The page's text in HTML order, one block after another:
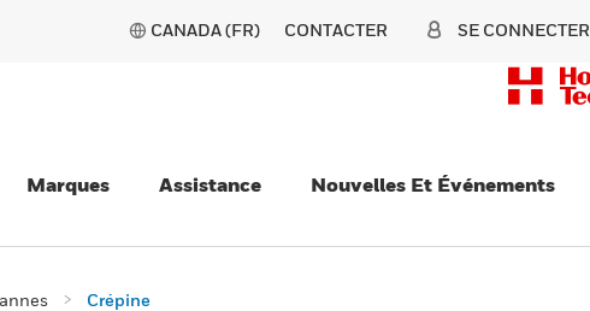
CANADA (FR) CONTACTER SE CONNECTER
Marques Assistance Nouvelles Et Événements
Crépine